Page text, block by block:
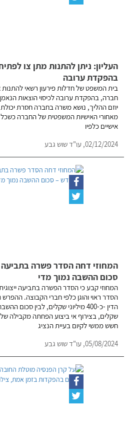
העליון: ניתן להתנות מתן צו
בהפקדת ערובה
בית המשפט של חדלות פירעון רשאי
חברה, בהפקדת ערובה לכיסוי הוצאות
יוזם ההליך, נושא משרה בחברה חסרת
מאחורי האישיות המשפטית של החברה כשכל
אישיים כלפיו
02/12/2024, עו"ד שוש גבע
המחוזי דחה הסדר פשרה בתביעה
סכום ההשבה נמוך מדי
המחוזי קבע כי הסדר הפשרה בתביעה
הסדר ראוי והוגן כלפי חברי הקבוצה.
שקלים, בצירוף אי ביצוע הפחתה מקבילה
חשש ממשי לקיום בעיית הנציג
05/08/2024, עו"ד שוש גבע